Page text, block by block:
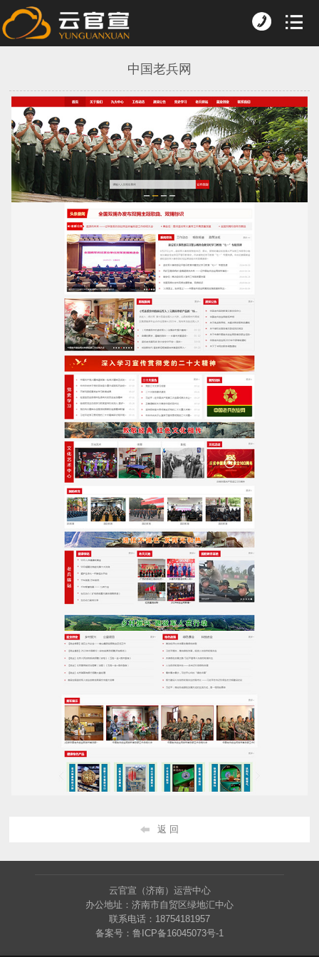
中国老兵网
返 回
云官宣（济南）运营中心
办公地址：济南市自贸区绿地汇中心
联系电话：18754181957
备案号： 鲁ICP备16045073号-1